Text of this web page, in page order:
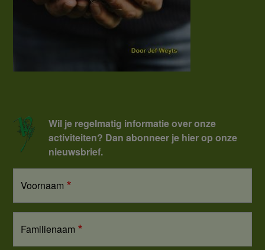
Wil je regelmatig informatie over onze
activiteiten? Dan abonneer je hier op onze
nieuwsbrief.
Voornaam
Familienaam